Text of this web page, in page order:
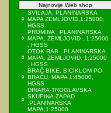
Najnovije Web shop
SVILAJA, PLANINARSKA
MAPA ZEMLJOVID,1:25000,
HGSS
PROMINA , PLANINARSKA
MAPA, ZEMLJOVID , 1:25000
, HGSS
OTOK RAB , PLANINARSKA
MAPA, ZEMLJOVID, 1:25000
, HGSS
BRAČ BIKE, BICIKLOM PO
BRAČU, MAPA 1:45000,
HGSS
DINARA-TROGLAVSKA
SKUPINA-ZAPAD
,PLANINARSKA
MAPA,1:25000